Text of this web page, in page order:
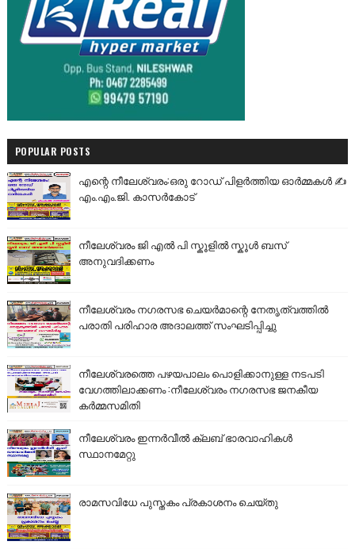
POPULAR POSTS
എന്റെ നീലേശ്വരം:ഒരു റോഡ് പിളർത്തിയ ഓർമ്മകൾ ✍️
എം.എം.ജി. കാസർകോട്
നീലേശ്വരം ജി എൽ പി സ്കൂളിൽ സ്കൂൾ ബസ്
അനുവദിക്കണം
നീലേശ്വരം നഗരസഭ ചെയർമാന്റെ നേതൃത്വത്തിൽ
പരാതി പരിഹാര അദാലത്ത് സംഘടിപ്പിച്ചു
നീലേശ്വരത്തെ പഴയപാലം പൊളിക്കാനുള്ള നടപടി
വേഗത്തിലാക്കണം :നീലേശ്വരം നഗരസഭ ജനകീയ
കർമ്മസമിതി
നീലേശ്വരം ഇന്നർവീൽ ക്ലബ് ഭാരവാഹികൾ
സ്ഥാനമേറ്റു
രാമസവിധേ പുസ്തകം പ്രകാശനം ചെയ്തു